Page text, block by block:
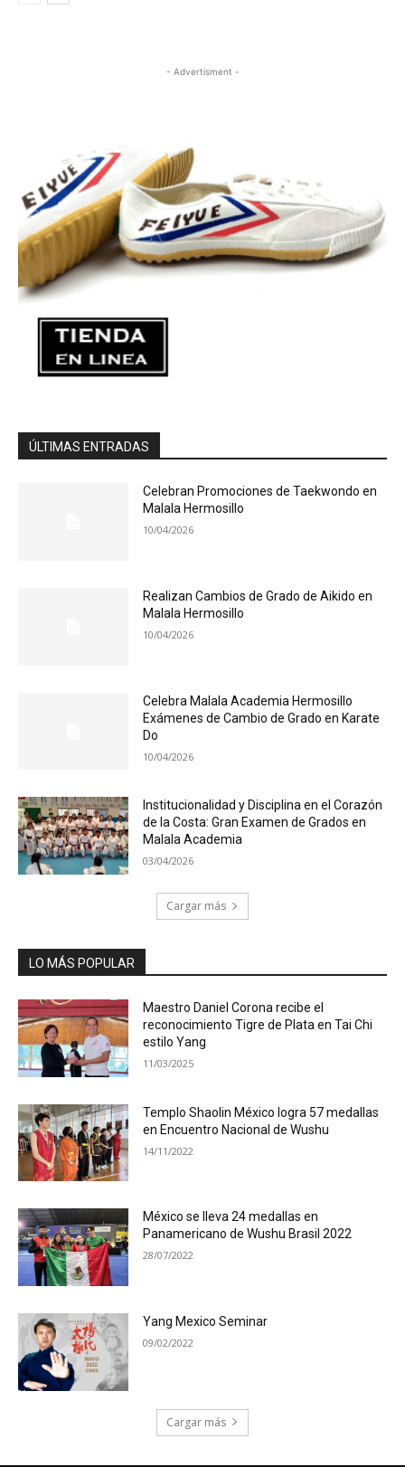
- Advertisment -
ÚLTIMAS ENTRADAS
Celebran Promociones de Taekwondo en
Malala Hermosillo
10/04/2026
Realizan Cambios de Grado de Aikido en
Malala Hermosillo
10/04/2026
Celebra Malala Academia Hermosillo
Exámenes de Cambio de Grado en Karate
Do
10/04/2026
Institucionalidad y Disciplina en el Corazón
de la Costa: Gran Examen de Grados en
Malala Academia
03/04/2026
Cargar más
LO MÁS POPULAR
Maestro Daniel Corona recibe el
reconocimiento Tigre de Plata en Tai Chi
estilo Yang
11/03/2025
Templo Shaolin México logra 57 medallas
en Encuentro Nacional de Wushu
14/11/2022
México se lleva 24 medallas en
Panamericano de Wushu Brasil 2022
28/07/2022
Yang Mexico Seminar
09/02/2022
Cargar más